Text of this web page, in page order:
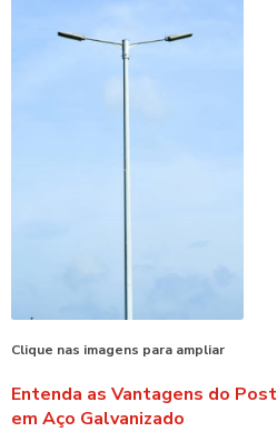
Clique nas imagens para ampliar
Entenda as Vantagens do
em Aço Galvanizado